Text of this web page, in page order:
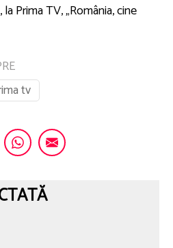
Prima TV, „România, cine
tv